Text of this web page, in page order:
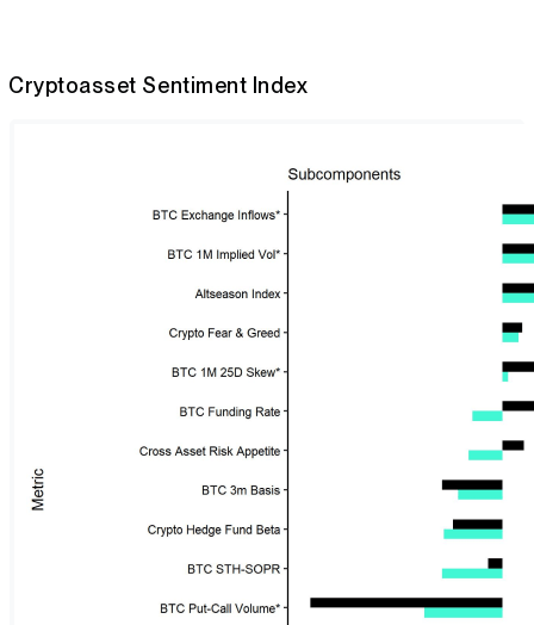
Cryptoasset Sentiment Index